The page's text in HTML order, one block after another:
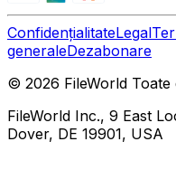
ConfidențialitateLegal
generaleDezabonare
© 2026 FileWorld
FileWorld Inc., 9 East
Dover, DE 19901, USA